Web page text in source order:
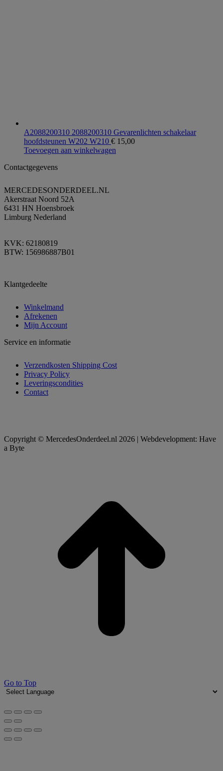
A2088200310 2088200310 Gevarenlichten schakelaar
hoofdsteunen W202 W210 € 15,00
Toevoegen aan winkelwagen
Contactgegevens
MERCEDESONDERDEEL.NL
Akerstraat Noord 52A
6431 HN Hoensbroek
Limburg Nederland
KVK: 62180819
BTW: 156986887B01
Klantgedeelte
Winkelmand
Afrekenen
Mijn Account
Service en informatie
Verzendkosten Shipping Cost
Privacy Policy
Leveringscondities
Contact
Copyright © MercedesOnderdeel.nl 2026 | Webdevelopment: Have
a Byte
Go to Top